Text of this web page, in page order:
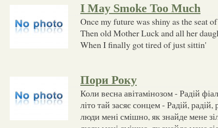
I May Smoke Too Much
Once my future was shiny as the seat
Then old Mother Luck and all her
When I finally got tired of just sittin'
Пори Року
Коли весна авітамінозом - Радій
літо тай засяє сонцем - Радій,
люди мені смішно, як знайде мене